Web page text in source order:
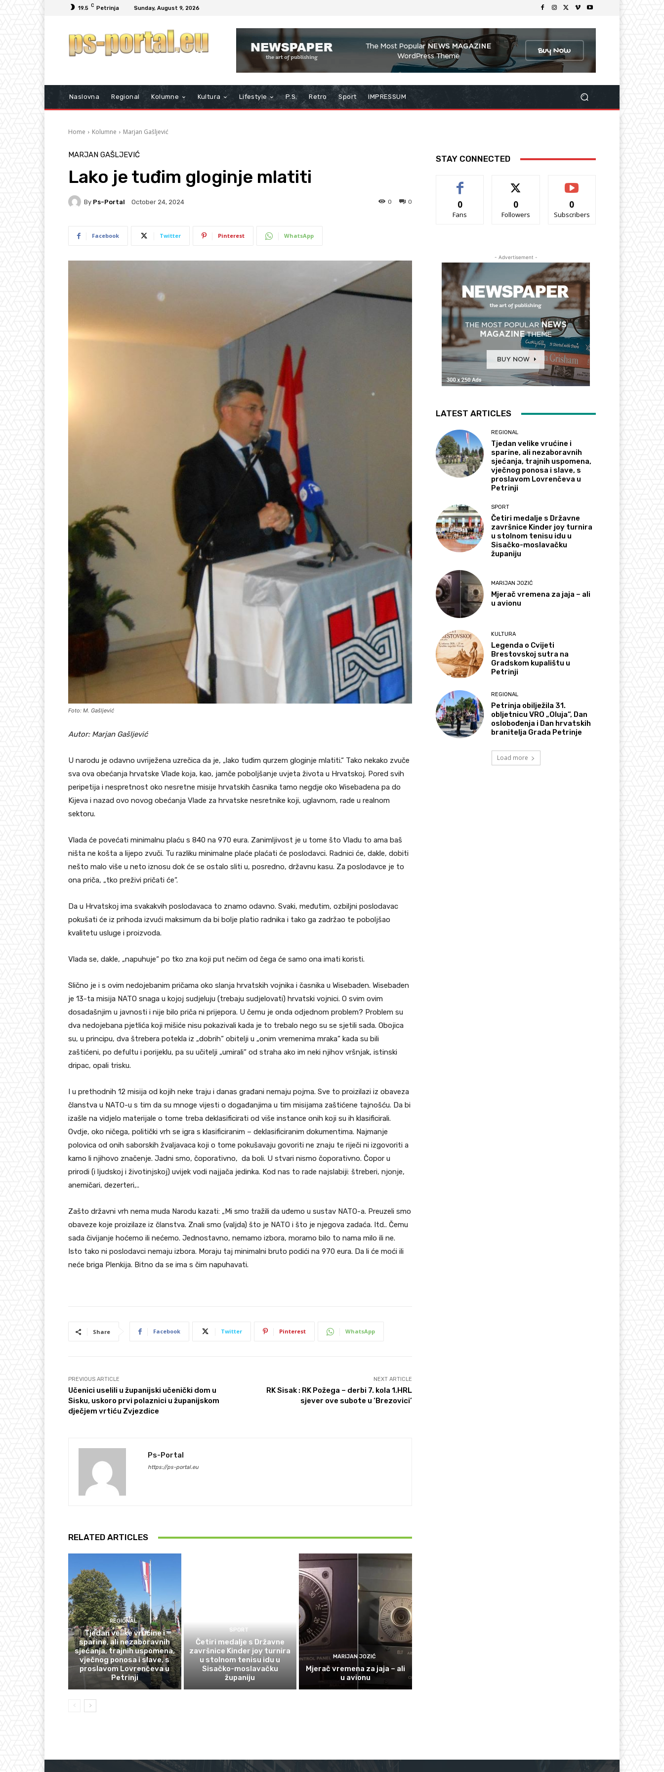
19.5 C Petrinja Sunday, August 9, 2026
Naslovna Regional Kolumne Kultura Lifestyle P.S. Retro Sport IMPRESSUM
Home Kolumne Marjan Gašljević
MARJAN GAŠLJEVIĆ
Lako je tuđim gloginje mlatiti
By Ps-Portal October 24, 2024 0
0
Facebook Twitter Pinterest WhatsApp
Foto: M. Gašljević
Autor: Marjan Gašljević
U narodu je odavno uvriježena uzrečica da je, „lako tuđim qurzem gloginje mlatiti.“ Tako nekako zvuče
sva ova obećanja hrvatske Vlade koja, kao, jamče poboljšanje uvjeta života u Hrvatskoj. Pored svih
peripetija i nespretnost oko nesretne misije hrvatskih časnika tamo negdje oko Wisebadena pa do
Kijeva i nazad ovo novog obećanja Vlade za hrvatske nesretnike koji, uglavnom, rade u realnom
sektoru.
Vlada će povećati minimalnu plaću s 840 na 970 eura. Zanimljivost je u tome što Vladu to ama baš
ništa ne košta a lijepo zvuči. Tu razliku minimalne plaće plaćati će poslodavci. Radnici će, dakle, dobiti
nešto malo više u neto iznosu dok će se ostalo sliti u, posredno, državnu kasu. Za poslodavce je to
ona priča, „tko preživi pričati će“.
Da u Hrvatskoj ima svakakvih poslodavaca to znamo odavno. Svaki, međutim, ozbiljni poslodavac
pokušati će iz prihoda izvući maksimum da bi bolje platio radnika i tako ga zadržao te poboljšao
kvalitetu usluge i proizvoda.
Vlada se, dakle, „napuhuje“ po tko zna koji put nečim od čega će samo ona imati koristi.
Slično je i s ovim nedojebanim pričama oko slanja hrvatskih vojnika i časnika u Wisebaden. Wisebaden
je 13-ta misija NATO snaga u kojoj sudjeluju (trebaju sudjelovati) hrvatski vojnici. O svim ovim
dosadašnjim u javnosti i nije bilo priča ni prijepora. U čemu je onda odjednom problem? Problem su
dva nedojebana pjetlića koji mišiće nisu pokazivali kada je to trebalo nego su se sjetili sada. Obojica
su, u principu, dva štrebera potekla iz „dobrih“ obitelji u „onim vremenima mraka“ kada su bili
zaštićeni, po defultu i porijeklu, pa su učitelji „umirali“ od straha ako im neki njihov vršnjak, istinski
dripac, opali trisku.
I u prethodnih 12 misija od kojih neke traju i danas građani nemaju pojma. Sve to proizilazi iz obaveza
članstva u NATO-u s tim da su mnoge vijesti o događanjima u tim misijama zaštićene tajnošću. Da bi
izašle na vidjelo materijale o tome treba deklasificirati od više instance onih koji su ih klasificirali.
Ovdje, oko ničega, politički vrh se igra s klasificiranim – deklasificiranim dokumentima. Najmanje
polovica od onih saborskih žvaljavaca koji o tome pokušavaju govoriti ne znaju te riječi ni izgovoriti a
kamo li njihovo značenje. Jadni smo, čoporativno, da boli. U stvari nismo čoporativno. Čopor u
prirodi (i ljudskoj i životinjskoj) uvijek vodi najjača jedinka. Kod nas to rade najslabiji: štreberi, njonje,
anemičari, dezerteri,..
Zašto državni vrh nema muda Narodu kazati: „Mi smo tražili da uđemo u sustav NATO-a. Preuzeli smo
obaveze koje proizilaze iz članstva. Znali smo (valjda) što je NATO i što je njegova zadaća. Itd.. Čemu
sada čivijanje hoćemo ili nećemo. Jednostavno, nemamo izbora, moramo bilo to nama milo ili ne.
Isto tako ni poslodavci nemaju izbora. Moraju taj minimalni bruto podići na 970 eura. Da li će moći ili
neće briga Plenkija. Bitno da se ima s čim napuhavati.
Share Facebook Twitter Pinterest WhatsApp
PREVIOUS ARTICLE
Učenici uselili u županijski učenički dom u
Sisku, uskoro prvi polaznici u županijskom
dječjem vrtiću Zvjezdice
NEXT ARTICLE
RK Sisak : RK Požega – derbi 7. kola 1.HRL
sjever ove subote u ‘Brezovici’
Ps-Portal
https://ps-portal.eu
RELATED ARTICLES
REGIONAL
Tjedan velike vrućine i
sparine, ali nezaboravnih
sjećanja, trajnih uspomena,
vječnog ponosa i slave, s
proslavom Lovrenčeva u
Petrinji
SPORT
Četiri medalje s Državne
završnice Kinder joy turnira
u stolnom tenisu idu u
Sisačko-moslavačku
županiju
MARIJAN JOZIĆ
Mjerač vremena za jaja – ali
u avionu
STAY CONNECTED
0
Fans
0
Followers
0
Subscribers
- Advertisement -
LATEST ARTICLES
REGIONAL
Tjedan velike vrućine i
sparine, ali nezaboravnih
sjećanja, trajnih uspomena,
vječnog ponosa i slave, s
proslavom Lovrenčeva u
Petrinji
SPORT
Četiri medalje s Državne
završnice Kinder joy turnira
u stolnom tenisu idu u
Sisačko-moslavačku
županiju
MARIJAN JOZIĆ
Mjerač vremena za jaja – ali
u avionu
KULTURA
Legenda o Cvijeti
Brestovskoj sutra na
Gradskom kupalištu u
Petrinji
REGIONAL
Petrinja obilježila 31.
obljetnicu VRO „Oluja“, Dan
oslobođenja i Dan hrvatskih
branitelja Grada Petrinje
Load more